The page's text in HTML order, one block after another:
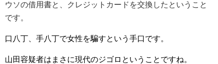
ウソの借用書と、クレジットカードを交換したということ
です。
口八丁、手八丁で女性を騙すという手口です。
山田容疑者はまさに現代のジゴロということですね。